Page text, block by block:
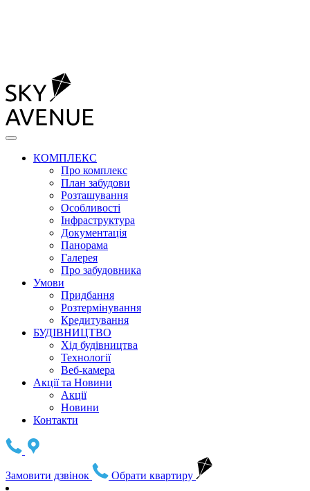
КОМПЛЕКС
Про комплекс
План забудови
Розташування
Особливості
Інфраструктура
Документація
Панорама
Галерея
Про забудовника
Умови
Придбання
Розтермінування
Кредитування
БУДІВНИЦТВО
Хід будівництва
Технології
Веб-камера
Акції та Новини
Акції
Новини
Контакти
Замовити дзвінок Обрати квартиру